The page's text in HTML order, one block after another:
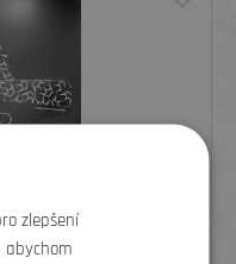
zlepšení
abychom